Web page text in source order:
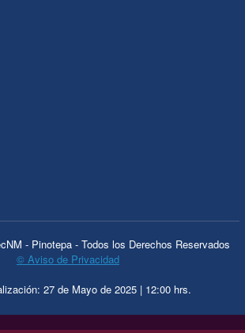
- Pinotepa - Todos los Derechos Reservados
© Aviso de Privacidad
27 de Mayo de 2025 | 12:00 hrs.